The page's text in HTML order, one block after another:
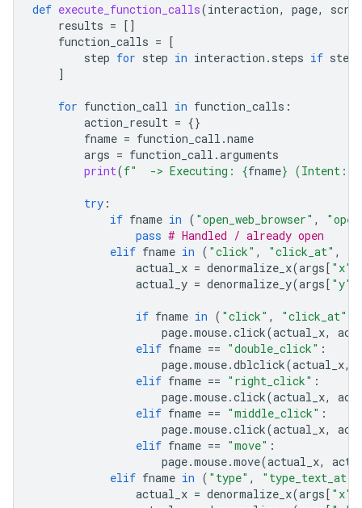
def execute_function_calls(interaction, page,
results = []
function_calls = [
step for step in interaction . steps if step
]
for function_call in function_calls :
action_result = {}
fname = function_call .name
args = function_call .arguments
print(f"  -> Executing: {fname} (Intent:
try :
if fname in ( "open_web_browser" ,
pass # Handled / already open
elif fname in ( "click" , "click_at" ,
actual_x = denormalize_x(args[ "x"
actual_y = denormalize_y(args[ "y"
if fname in ( "click" , "click_at"
page.mouse.click(actual_x,
elif fname == "double_click" :
page.mouse.dblclick(actual_x,
elif fname == "right_click" :
page.mouse.click(actual_x,
elif fname == "middle_click" :
page.mouse.click(actual_x,
elif fname == "move" :
page.mouse.move(actual_x,
elif fname in ( "type" , "type_text_at"
actual_x = denormalize_x(args[ "x"